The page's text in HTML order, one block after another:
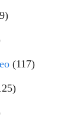
(117)